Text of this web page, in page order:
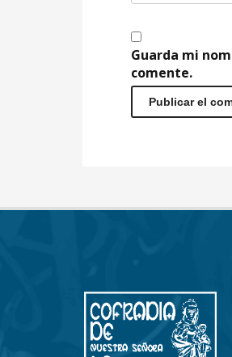
Guarda mi
comente.